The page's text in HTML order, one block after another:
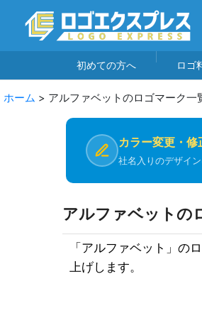
初めての方へ ロゴ
ホーム > アルファベットのロゴマーク
カラー変更・
社名入りのデザイ
アルファベットの
「アルファベット」の
上げします。